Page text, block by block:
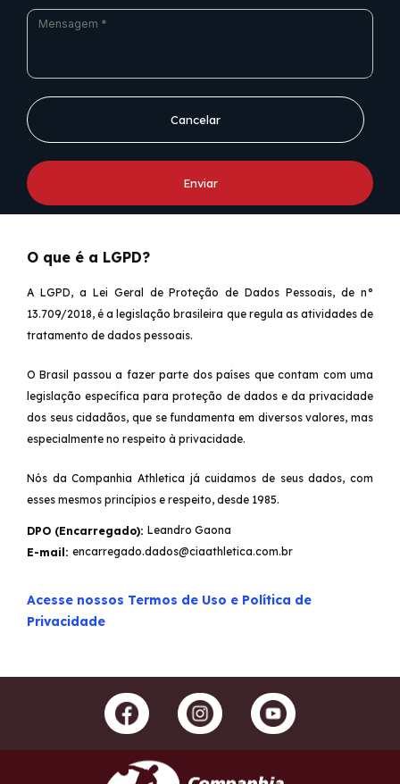
Cancelar
Enviar
O que é a LGPD?
A LGPD, a Lei Geral de Proteção de Dados Pessoais, de n°
13.709/2018, é a legislação brasileira que regula as atividades de
tratamento de dados pessoais.
O Brasil passou a fazer parte dos países que contam com uma
legislação específica para proteção de dados e da privacidade
dos seus cidadãos, que se fundamenta em diversos valores, mas
especialmente no respeito à privacidade.
Nós da Companhia Athletica já cuidamos de seus dados, com
esses mesmos princípios e respeito, desde 1985.
DPO (Encarregado): Leandro Gaona
E-mail: encarregado.dados@ciaathletica.com.br
Acesse nossos Termos de Uso e Política de
Privacidade